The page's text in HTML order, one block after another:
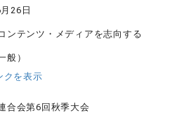
26日
ンテンツ・メディアを志向する
般）
クを表示
合会第6回秋季大会